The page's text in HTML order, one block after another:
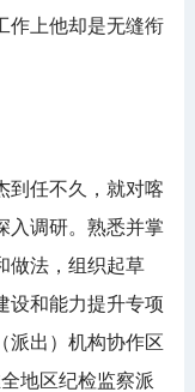
作上他却是无缝衔
任不久，就对喀
入调研。熟悉并掌
做法，组织起草
设和能力提升专项
派出）机构协作区
地区纪检监察派